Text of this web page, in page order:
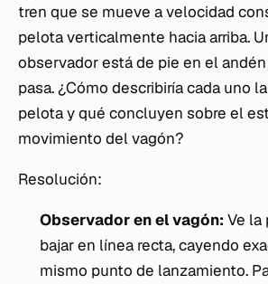
tren que se mueve a velocidad
pelota verticalmente hacia arriba.
observador está de pie en el
pasa. ¿Cómo describiría cada uno
pelota y qué concluyen sobre el
movimiento del vagón?
Resolución:
Observador en el vagón: Ve la
bajar en línea recta, cayendo
mismo punto de lanzamiento.